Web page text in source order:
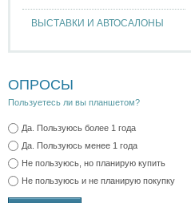
ВЫСТАВКИ И АВТОСАЛОНЫ
ОПРОСЫ
Пользуетесь ли вы планшетом?
Да. Пользуюсь более 1 года
Да. Пользуюсь менее 1 года
Не пользуюсь, но планирую купить
Не пользуюсь и не планирую покупку